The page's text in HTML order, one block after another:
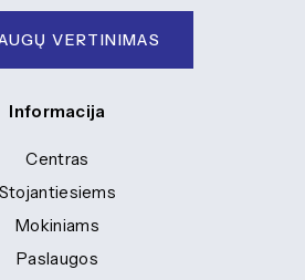
VERTINIMAS
Informacija
Centras
Stojantiesiems
Mokiniams
Paslaugos